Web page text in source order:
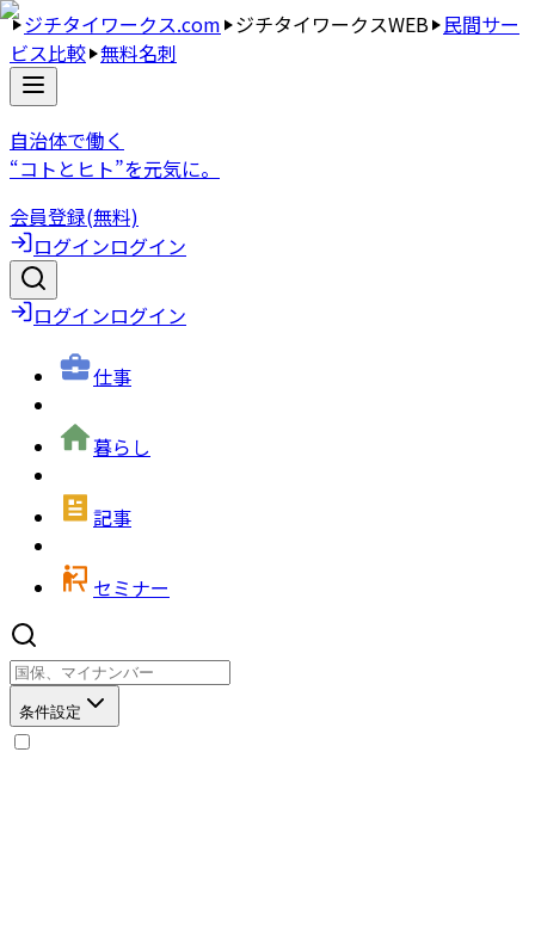
ジチタイワークス.com ジチタイワークスWEB 民間サー
ビス比較 無料名刺
自治体で働く
“コトとヒト”を元気に。
会員登録(無料)
ログインログイン
ログインログイン
仕事
暮らし
記事
セミナー
条件設定